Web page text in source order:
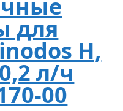
для
H,
л/ч
00